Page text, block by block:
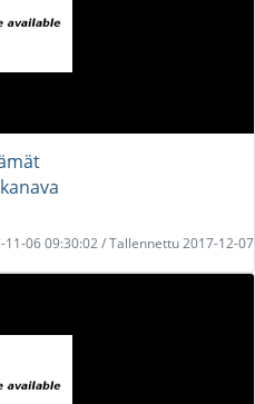
11-06 09:30:02 / Tallennettu 2017-12-07